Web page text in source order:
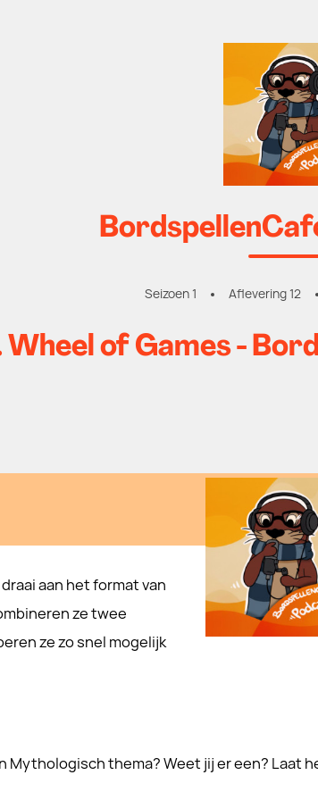
Seizoen 1 Aflevering 12
Wheel of Games -
aan het format van
ze twee
ze zo snel mogelijk
Mythologisch thema? Weet jij er een? Laat